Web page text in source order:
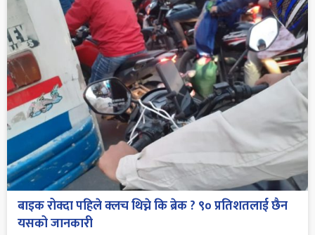
बाइक रोक्दा पहिले क्लच थिच्ने कि ब्रेक ? ९० प्रतिशतलाई छैन
यसको जानकारी